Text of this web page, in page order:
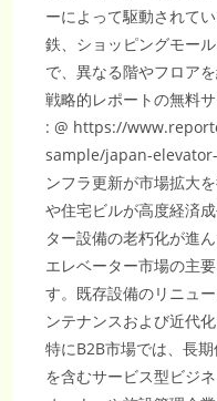
ーによって駆動されて
鉄、ショッピングモー
で、異なる階やフロア
戦略的レポートの無料
: @ https://
sample/japan-
ンフラ更新が市場拡大
や住宅ビルが高度経済
ター設備の老朽化が進
エレベーター市場の主
す。既存設備のリニュ
ンテナンスおよび近代
特にB2B市場では、長
を含むサービス型ビジ